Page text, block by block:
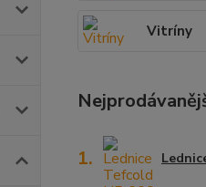
Vitríny
1.